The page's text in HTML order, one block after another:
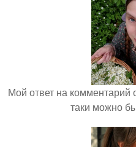
Мой ответ на комментарий
таки можно